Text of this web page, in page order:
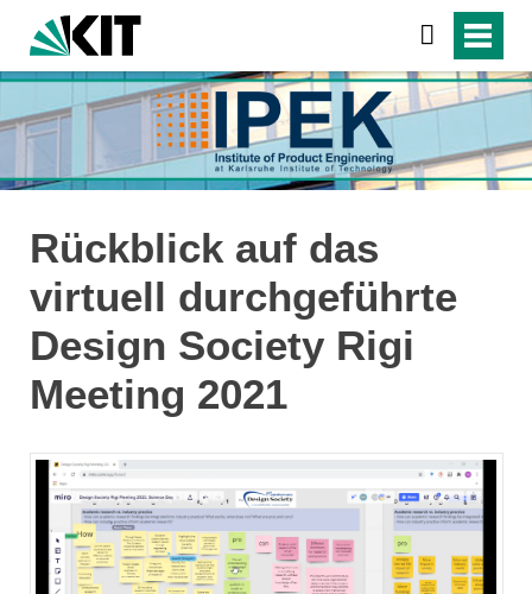
Rückblick auf das
virtuell durchgeführte
Design Society Rigi
Meeting 2021